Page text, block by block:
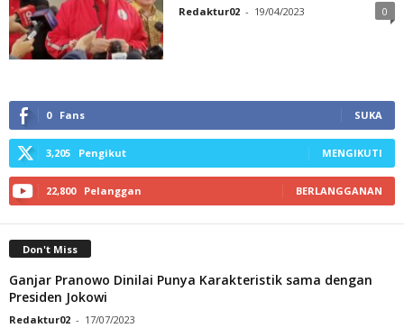
Redaktur02 - 19/04/2023 0
0 Fans SUKA
3,205 Pengikut MENGIKUTI
22,800 Pelanggan BERLANGGANAN
Don't Miss
Ganjar Pranowo Dinilai Punya Karakteristik sama dengan
Presiden Jokowi
Redaktur02 - 17/07/2023